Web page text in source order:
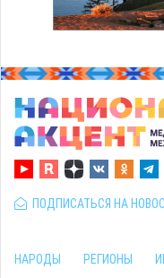
ПОДПИСАТЬСЯ НА
НАРОДЫ РЕГИОНЫ